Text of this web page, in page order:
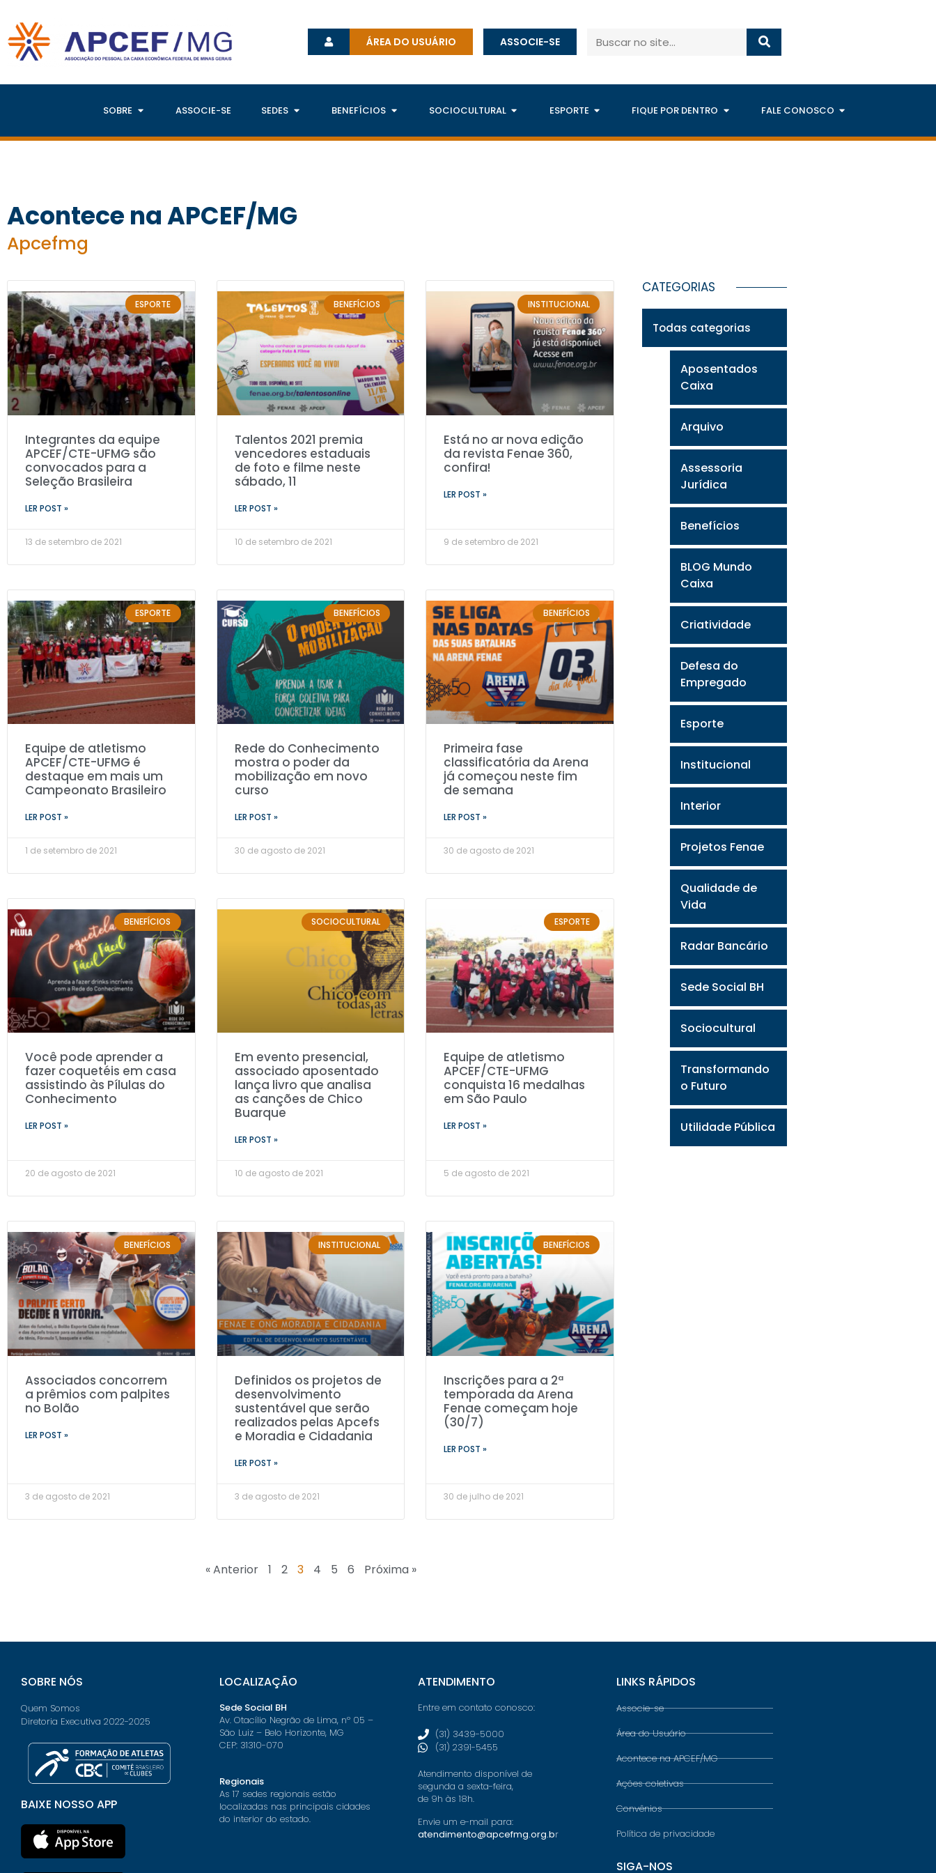
ÁREA DO USUÁRIO ASSOCIE-SE
SOBRE ASSOCIE-SE SEDES BENEFÍCIOS SOCIOCULTURAL ESPORTE FIQUE POR DENTRO FALE CONOSCO
Acontece na APCEF/MG
Apcefmg
ESPORTE
Integrantes da equipe
APCEF/CTE-UFMG são
convocados para a
Seleção Brasileira
LER POST »
13 de setembro de 2021
BENEFÍCIOS
Talentos 2021 premia
vencedores estaduais
de foto e filme neste
sábado, 11
LER POST »
10 de setembro de 2021
INSTITUCIONAL
Está no ar nova edição
da revista Fenae 360,
confira!
LER POST »
9 de setembro de 2021
ESPORTE
Equipe de atletismo
APCEF/CTE-UFMG é
destaque em mais um
Campeonato Brasileiro
LER POST »
1 de setembro de 2021
BENEFÍCIOS
Rede do Conhecimento
mostra o poder da
mobilização em novo
curso
LER POST »
30 de agosto de 2021
BENEFÍCIOS
Primeira fase
classificatória da Arena
já começou neste fim
de semana
LER POST »
30 de agosto de 2021
BENEFÍCIOS
Você pode aprender a
fazer coquetéis em casa
assistindo às Pílulas do
Conhecimento
LER POST »
20 de agosto de 2021
SOCIOCULTURAL
Em evento presencial,
associado aposentado
lança livro que analisa
as canções de Chico
Buarque
LER POST »
10 de agosto de 2021
ESPORTE
Equipe de atletismo
APCEF/CTE-UFMG
conquista 16 medalhas
em São Paulo
LER POST »
5 de agosto de 2021
BENEFÍCIOS
Associados concorrem
a prêmios com palpites
no Bolão
LER POST »
3 de agosto de 2021
INSTITUCIONAL
Definidos os projetos de
desenvolvimento
sustentável que serão
realizados pelas Apcefs
e Moradia e Cidadania
LER POST »
3 de agosto de 2021
BENEFÍCIOS
Inscrições para a 2ª
temporada da Arena
Fenae começam hoje
(30/7)
LER POST »
30 de julho de 2021
« Anterior 1 2 3 4 5 6 Próxima »
CATEGORIAS
Todas categorias
Aposentados
Caixa
Arquivo
Assessoria
Jurídica
Benefícios
BLOG Mundo
Caixa
Criatividade
Defesa do
Empregado
Esporte
Institucional
Interior
Projetos Fenae
Qualidade de
Vida
Radar Bancário
Sede Social BH
Sociocultural
Transformando
o Futuro
Utilidade Pública
SOBRE NÓS
Quem Somos
Diretoria Executiva 2022-2025
BAIXE NOSSO APP
LOCALIZAÇÃO
Sede Social BH
Av. Otacílio Negrão de Lima, nº 05 –
São Luiz – Belo Horizonte, MG
CEP: 31310-070
Regionais
As 17 sedes regionais estão
localizadas nas principais cidades
do interior do estado.
ATENDIMENTO
Entre em contato conosco:
(31) 3439-5000
(31) 2391-5455
Atendimento disponível de
segunda a sexta-feira,
de 9h às 18h.
Envie um e-mail para:
atendimento@apcefmg.org.br
LINKS RÁPIDOS
Associe-se
Área do Usuário
Acontece na APCEF/MG
Ações coletivas
Convênios
Política de privacidade
SIGA-NOS